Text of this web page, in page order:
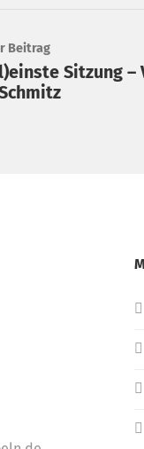
Beitrag
Sitzung –